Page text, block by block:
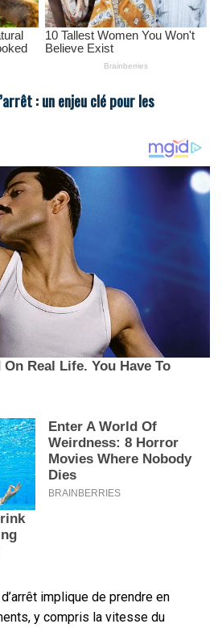
: un enjeu clé pour les
implique de prendre en
y compris la vitesse du